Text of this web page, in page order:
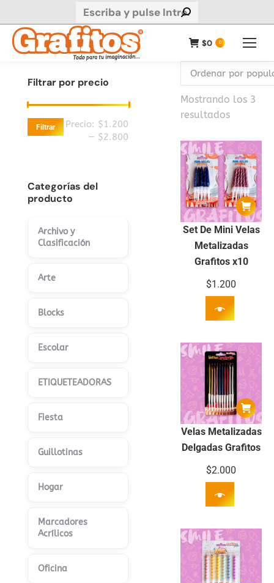
Buscar:
$0 0
Mostrando los 3
resultados
Set De Mini Velas
Metalizadas
Grafitos x10
$1.200
Velas Metalizadas
Delgadas Grafitos
$2.000
Filtrar por precio
Filtrar Precio: $1.200
— $2.800
Categorías del
producto
Archivo y
Clasificación
Arte
Blocks
Escolar
ETIQUETEADORAS
Fiesta
Guillotinas
Hogar
Marcadores
Acrílicos
Oficina